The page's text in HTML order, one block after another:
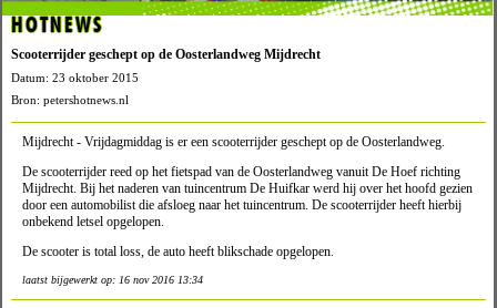
HOTNEWS
Scooterrijder geschept op de Oosterlandweg Mijdrecht
Datum: 23 oktober 2015
Bron: petershotnews.nl
Mijdrecht - Vrijdagmiddag is er een scooterrijder geschept op de Oosterlandweg.
De scooterrijder reed op het fietspad van de Oosterlandweg vanuit De Hoef richting
Mijdrecht. Bij het naderen van tuincentrum De Huifkar werd hij over het hoofd gezien
door een automobilist die afsloeg naar het tuincentrum. De scooterrijder heeft hierbij
onbekend letsel opgelopen.
De scooter is total loss, de auto heeft blikschade opgelopen.
laatst bijgewerkt op: 16 nov 2016 13:34